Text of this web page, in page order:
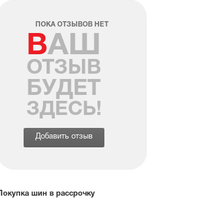
ПОКА ОТЗЫВОВ НЕТ
ВАШ
ОТЗЫВ
БУДЕТ
ЗДЕСЬ!
Добавить отзыв
Покупка шин в рассрочку